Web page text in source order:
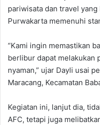
pariwisata dan travel
Purwakarta memenuhi
“Kami ingin memastikan
berlibur dapat melakukan
nyaman,” ujar Dayli usai
Maracang, Kecamatan
Kegiatan ini, lanjut dia,
AFC, tetapi juga